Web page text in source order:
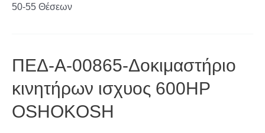
50-55 Θέσεων
ΠΕΔ-Α-00865-Δοκιμαστήριο
κινητήρων ισχυος 600HP
OSHOKOSH